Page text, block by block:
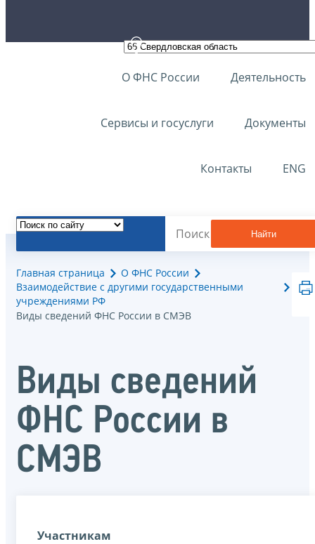
О ФНС России Деятельность
Сервисы и госуслуги Документы
Контакты ENG
Найти
Главная страница
О ФНС России
Взаимодействие с другими государственными
учреждениями РФ
Виды сведений ФНС России в СМЭВ
Виды сведений
ФНС России в
СМЭВ
Участникам